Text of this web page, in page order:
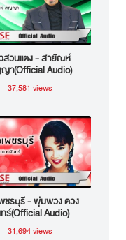
สวนแตง - สายัณห์
า(Official Audio)
37,581 views
ชรบุรี - พุ่มพวง ดวง
ร์(Official Audio)
31,694 views